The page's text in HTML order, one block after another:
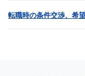
転職時の条件交渉、希